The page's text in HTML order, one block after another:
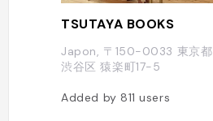
TSUTAYA BOOKS
Japon, 〒150-0033 東京都
渋谷区 猿楽町17-5
Added by811users